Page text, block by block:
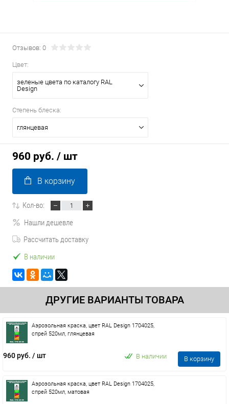
Отзывов: 0
Цвет:
зеленые цвета по каталогу RAL
Design
Степень блеска:
глянцевая
960 руб. / шт
В корзину
Кол-во:
Нашли дешевле
Рассчитать доставку
В наличии
ДРУГИЕ ВАРИАНТЫ ТОВАРА
Аэрозольная краска, цвет RAL Design 1704025,
спрей 520мл, глянцевая
960 руб. / шт В наличии В корзину
Аэрозольная краска, цвет RAL Design 1704025,
спрей 520мл, матовая